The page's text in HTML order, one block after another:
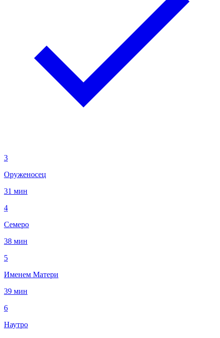
3
Оруженосец
31 мин
4
Семеро
38 мин
5
Именем Матери
39 мин
6
Наутро